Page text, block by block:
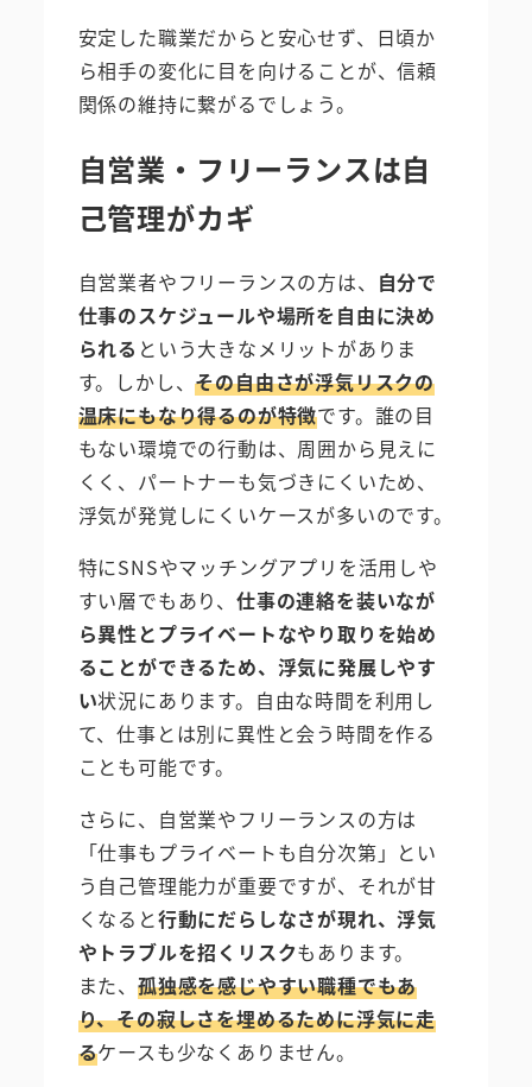
安定した職業だからと安心せず、日頃か
ら相手の変化に目を向けることが、信頼
関係の維持に繋がるでしょう。
自営業・フリーランスは自
己管理がカギ
自営業者やフリーランスの方は、 自分で
仕事のスケジュールや場所を自由に決め
られる という大きなメリットがありま
す。しかし、その自由さが浮気リスクの
温床にもなり得るのが特徴です。誰の目
もない環境での行動は、周囲から見えに
くく、パートナーも気づきにくいため、
浮気が発覚しにくいケースが多いのです。
特にSNSやマッチングアプリを活用しや
すい層でもあり、 仕事の連絡を装いなが
ら異性とプライベートなやり取りを始め
ることができるため、浮気に発展しやす
い状況にあります。自由な時間を利用し
て、仕事とは別に異性と会う時間を作る
ことも可能です。
さらに、自営業やフリーランスの方は
「仕事もプライベートも自分次第」とい
う自己管理能力が重要ですが、それが甘
くなると行動にだらしなさが現れ、浮気
やトラブルを招くリスクもあります。
また、 孤独感を感じやすい職種でもあ
り、その寂しさを埋めるために浮気に走
るケースも少なくありません。